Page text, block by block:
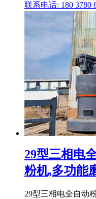
联系电话: 180 3780
29型三相电
粉机,多功能
29型三相电全自动